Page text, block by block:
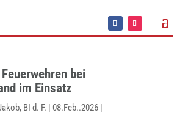
bei
im Einsatz
BI d. F. | 08.Feb..2026|